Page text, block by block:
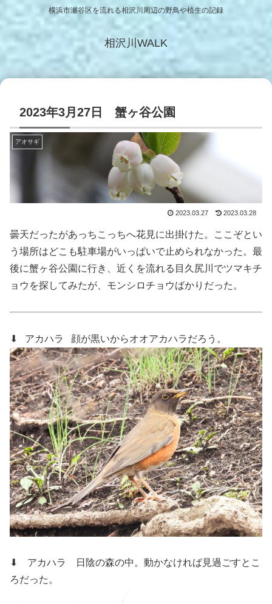
横浜市瀬谷区を流れる相沢川周辺の野鳥や植生の記録
相沢川WALK
2023年3月27日 蟹ヶ谷公園
アオサギ
2023.03.27 2023.03.28
曇天だったがあっちこっちへ花見に出掛けた。ここぞとい
う場所はどこも駐車場がいっぱいで止められなかった。最
後に蟹ヶ谷公園に行き、近くを流れる目久尻川でツマキチ
ョウを探してみたが、モンシロチョウばかりだった。
⬇ アカハラ 顔が黒いからオオアカハラだろう。
⬇ アカハラ
日陰の森の中。動かなければ見過ごすとこ
ろだった。